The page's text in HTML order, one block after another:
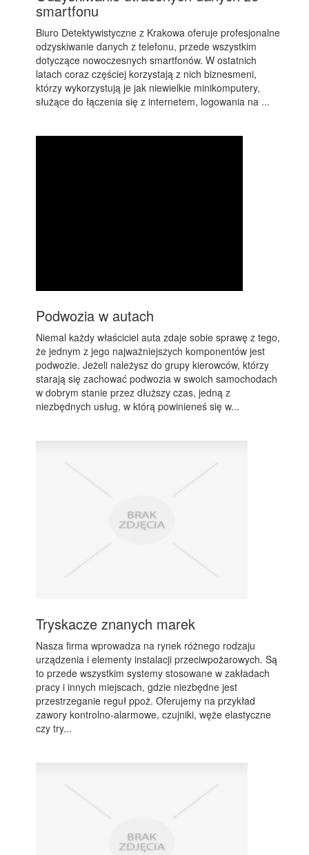
smartfonu
Biuro Detektywistyczne z Krakowa oferuje profesjonalne
odzyskiwanie danych z telefonu, przede wszystkim
dotyczące nowoczesnych smartfonów. W ostatnich
latach coraz częściej korzystają z nich biznesmeni,
którzy wykorzystują je jak niewielkie minikomputery,
służące do łączenia się z internetem, logowania na ...
Podwozia w autach
Niemal każdy właściciel auta zdaje sobie sprawę z tego,
że jednym z jego najważniejszych komponentów jest
podwozie. Jeżeli należysz do grupy kierowców, którzy
starają się zachować podwozia w swoich samochodach
w dobrym stanie przez dłuższy czas, jedną z
niezbędnych usług, w którą powinieneś się w...
Tryskacze znanych marek
Nasza firma wprowadza na rynek różnego rodzaju
urządzenia i elementy instalacji przeciwpożarowych. Są
to przede wszystkim systemy stosowane w zakładach
pracy i innych miejscach, gdzie niezbędne jest
przestrzeganie reguł ppoż. Oferujemy na przykład
zawory kontrolno-alarmowe, czujniki, węże elastyczne
czy try...